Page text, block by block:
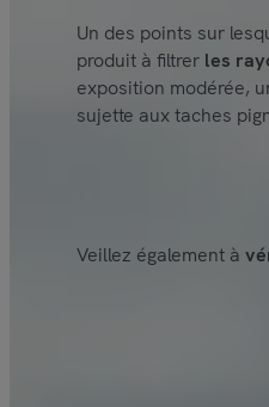
Un des points sur
produit à filtrer les
exposition modérée,
sujette aux taches
Veillez également à